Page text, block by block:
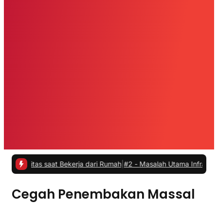
saat Bekerja dari Rumah |#2 -Masalah Utama Infrastruktur
Cegah Penembakan Massal